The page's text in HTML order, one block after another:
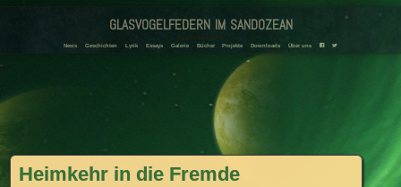
glasvogelfedern im sandozean
Amanda und Adriana Landmann
News Geschichten Lyrik Essays Galerie Bücher Projekte Downloads Über uns F T
Heimkehr in die Fremde